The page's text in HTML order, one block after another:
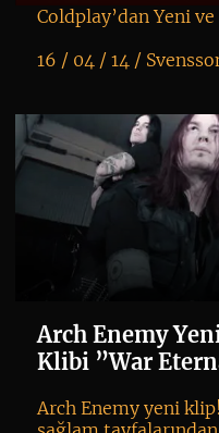
Coldplay’dan Yeni
16 / 04 / 14 /
Arch Enemy
Klibi ”War
Arch Enemy yeni